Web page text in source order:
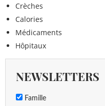
Crèches
Calories
Médicaments
Hôpitaux
NEWSLETTERS
Famille